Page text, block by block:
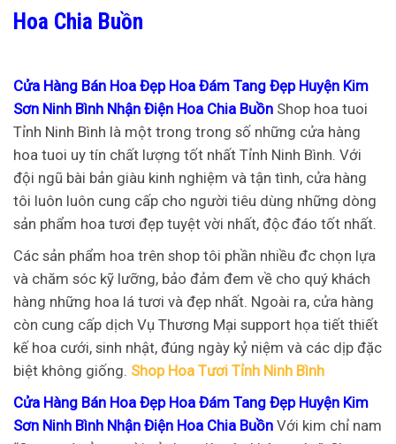
Hoa Chia Buồn
Cửa Hàng Bán Hoa Đẹp Hoa Đám Tang Đẹp Huyện Kim
Sơn Ninh Bình Nhận Điện Hoa Chia Buồn Shop hoa tuoi
Tỉnh Ninh Bình là một trong trong số những cửa hàng
hoa tuoi uy tín chất lượng tốt nhất Tỉnh Ninh Bình. Với
đội ngũ bài bản giàu kinh nghiệm và tận tình, cửa hàng
tôi luôn luôn cung cấp cho người tiêu dùng những dòng
sản phẩm hoa tươi đẹp tuyệt vời nhất, độc đáo tốt nhất.
Các sản phẩm hoa trên shop tôi phần nhiều đc chọn lựa
và chăm sóc kỹ lưỡng, bảo đảm đem về cho quý khách
hàng những hoa lá tươi và đẹp nhất. Ngoài ra, cửa hàng
còn cung cấp dịch Vụ Thương Mại support họa tiết thiết
kế hoa cưới, sinh nhật, đúng ngày kỷ niệm và các dịp đặc
biệt không giống. Shop Hoa Tươi Tỉnh Ninh Bình
Cửa Hàng Bán Hoa Đẹp Hoa Đám Tang Đẹp Huyện Kim
Sơn Ninh Bình Nhận Điện Hoa Chia Buồn Với kim chỉ nam